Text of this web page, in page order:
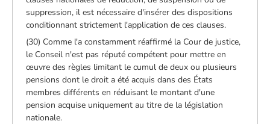
suppression, il est nécessaire d'insérer des dispositions
conditionnant strictement l'application de ces clauses.
(30) Comme l'a constamment réaffirmé la Cour de justice,
le Conseil n'est pas réputé compétent pour mettre en
œuvre des règles limitant le cumul de deux ou plusieurs
pensions dont le droit a été acquis dans des États
membres différents en réduisant le montant d'une
pension acquise uniquement au titre de la législation
nationale.